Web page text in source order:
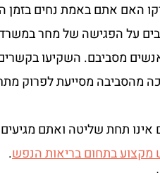
האם אתם באמת נחים
על הפגישה של מחר
מסביבם. השקיעו
מהסביבה מסייעת לפרוק
תחת שליטה ואתם
מקצוע בתחום בריאות הנפש.